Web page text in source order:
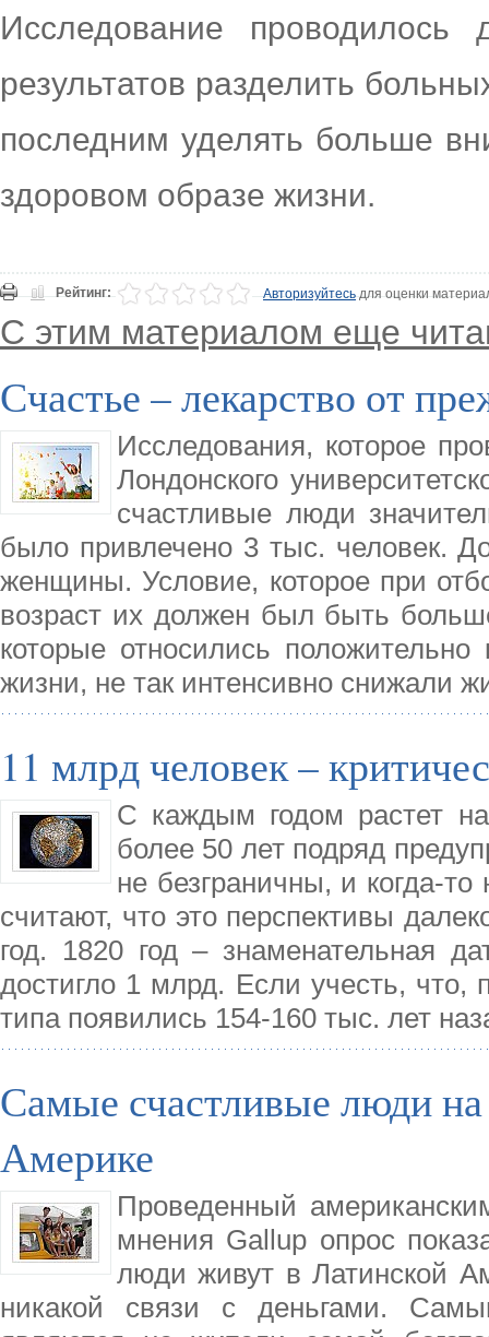
Исследование
результатов разделить
последним уделять больше
здоровом образе жизни.
Рейтинг: Авторизуйтесьдля оценки
С этим материалом еще
Счастье – лекарство от
Исследования, которое
Лондонского
счастливые люди
было привлечено 3 тыс. человек.
женщины. Условие, которое при
возраст их должен был быть
которые относились
жизни, не так интенсивно снижали
11 млрд человек –
С каждым годом растет
более 50 лет подряд
не безграничны, и когда-
считают, что это перспективы
год. 1820 год – знаменательная
достигло 1 млрд. Если учесть,
типа появились 154-160 тыс. лет
Самые счастливые люди
Америке
Проведенный
мнения Gallup опрос
люди живут в Латинской
никакой связи с деньгами.